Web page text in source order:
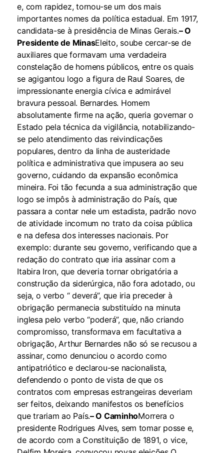
e, com rapidez, tornou-se um dos mais
importantes nomes da política estadual. Em 1917,
candidata-se à presidência de Minas Gerais.– O
Presidente de MinasEleito, soube cercar-se de
auxiliares que formavam uma verdadeira
constelação de homens públicos, entre os quais
se agigantou logo a figura de Raul Soares, de
impressionante energia cívica e admirável
bravura pessoal. Bernardes. Homem
absolutamente firme na ação, queria governar o
Estado pela técnica da vigilância, notabilizando-
se pelo atendimento das reivindicações
populares, dentro da linha de austeridade
política e administrativa que impusera ao seu
governo, cuidando da expansão econômica
mineira. Foi tão fecunda a sua administração que
logo se impôs à administração do País, que
passara a contar nele um estadista, padrão novo
de atividade incomum no trato da coisa pública
e na defesa dos interesses nacionais. Por
exemplo: durante seu governo, verificando que a
redação do contrato que iria assinar com a
Itabira Iron, que deveria tornar obrigatória a
construção da siderúrgica, não fora adotado, ou
seja, o verbo “ deverá”, que iria preceder à
obrigação permanecia substituído na minuta
inglesa pelo verbo “poderá”, que, não criando
compromisso, transformava em facultativa a
obrigação, Arthur Bernardes não só se recusou a
assinar, como denunciou o acordo como
antipatriótico e declarou-se nacionalista,
defendendo o ponto de vista de que os
contratos com empresas estrangeiras deveriam
ser feitos, deixando manifestos os benefícios
que trariam ao País.– O CaminhoMorrera o
presidente Rodrigues Alves, sem tomar posse e,
de acordo com a Constituição de 1891, o vice,